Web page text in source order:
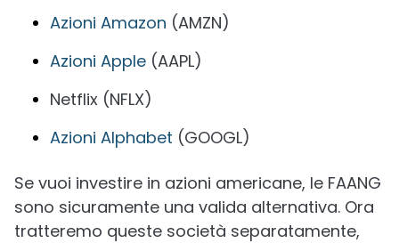
Azioni Amazon (AMZN)
Azioni Apple (AAPL)
Netflix (NFLX)
Azioni Alphabet (GOOGL)
Se vuoi investire in azioni americane, le FAANG
sono sicuramente una valida alternativa. Ora
tratteremo queste società separatamente,